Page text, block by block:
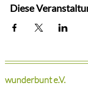
Diese
wunderbunt e.V.